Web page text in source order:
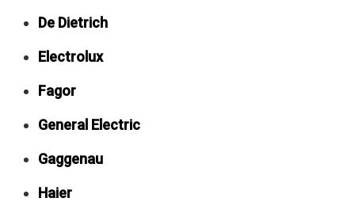
De Dietrich
Electrolux
Fagor
General Electric
Gaggenau
Haier